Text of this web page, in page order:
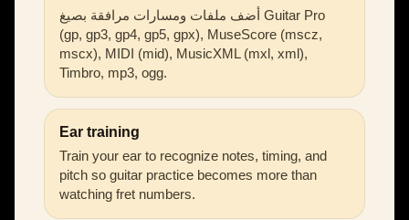
أضف ملفات ومسارات مرافقة بصيغ Guitar Pro
(gp, gp3, gp4, gp5, gpx), MuseScore (mscz,
mscx), MIDI (mid), MusicXML (mxl, xml),
Timbro, mp3, ogg.
Ear training
Train your ear to recognize notes, timing, and
pitch so guitar practice becomes more than
watching fret numbers.